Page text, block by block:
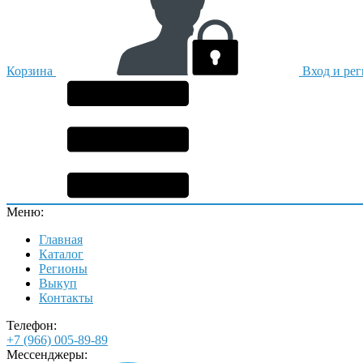
Корзина Вход и
Меню:
Главная
Каталог
Регионы
Выкуп
Контакты
Телефон:
+7 (966) 005-89-89
Мессенджеры: